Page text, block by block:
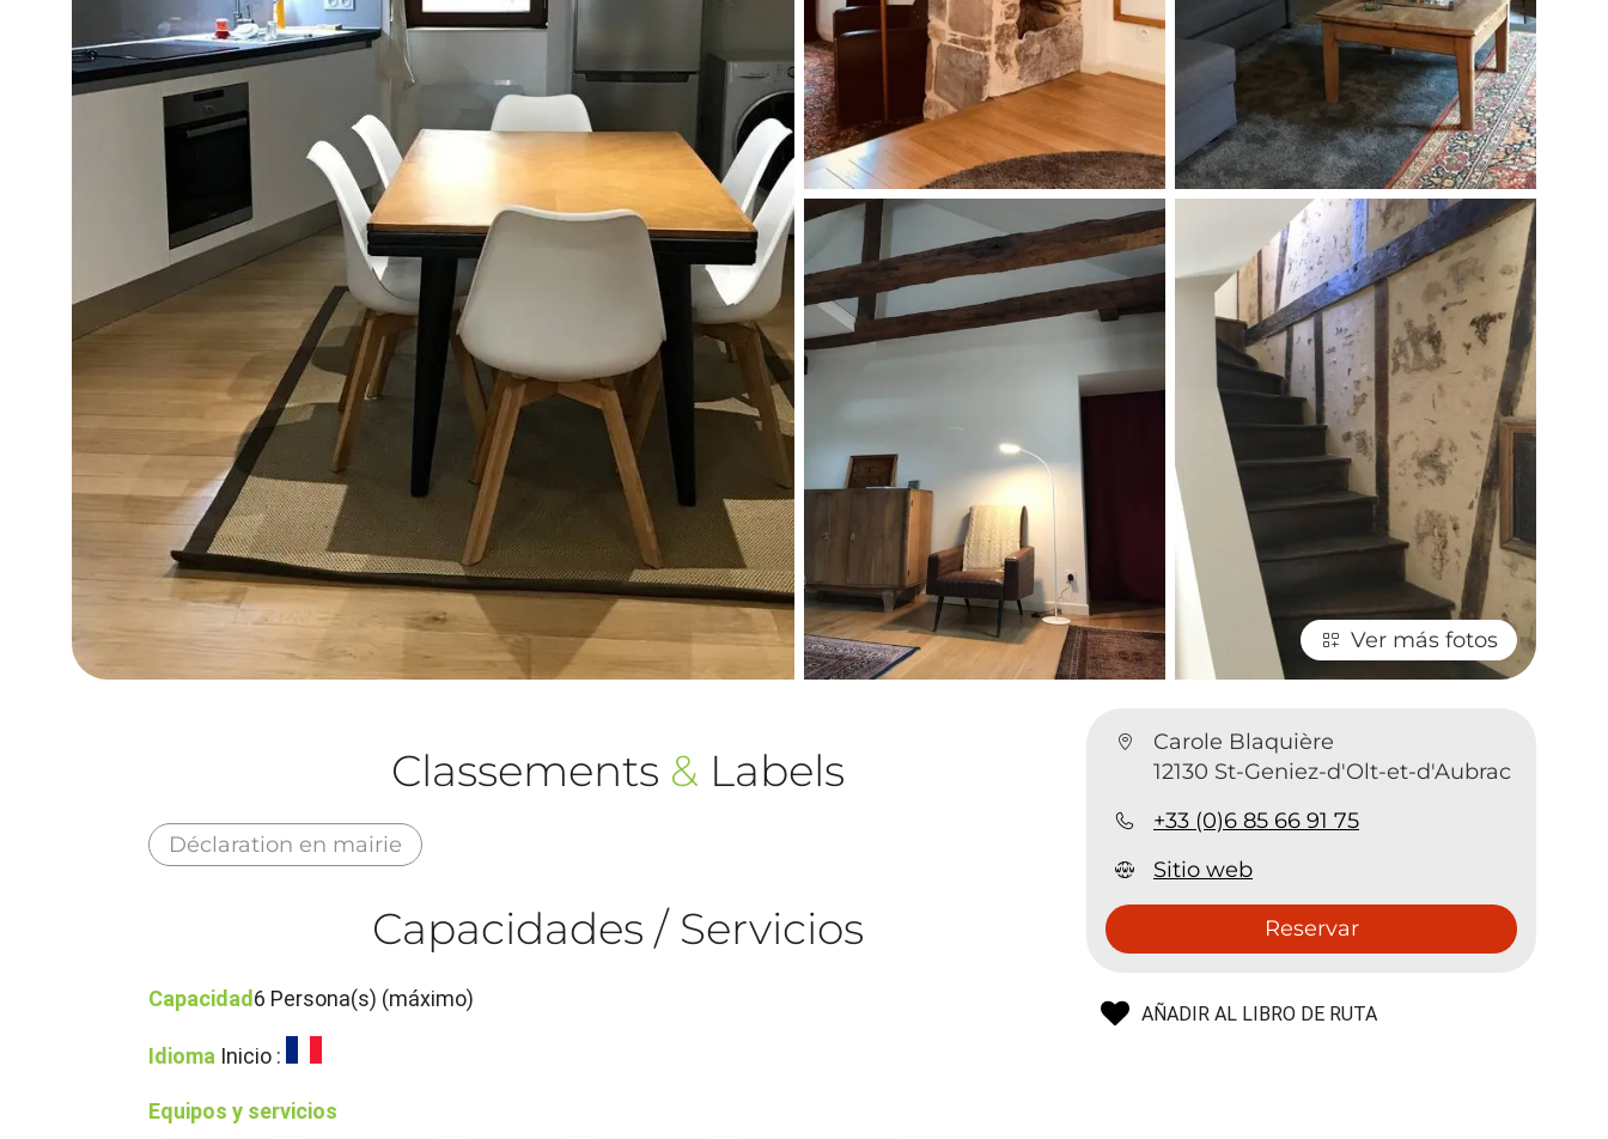
Ver más fotos
Carole Blaquière
12130 St-Geniez-d'Olt-et-d'Aubrac
+33 (0)6 85 66 91 75
Sitio web
Reservar
AÑADIR AL LIBRO DE RUTA
Classements & Labels
Déclaration en mairie
Capacidades / Servicios
Capacidad6 Persona(s) (máximo)
Idioma Inicio :
Equipos y servicios